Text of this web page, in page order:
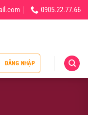
0905.22.77.66
ĐĂNG NHẬP